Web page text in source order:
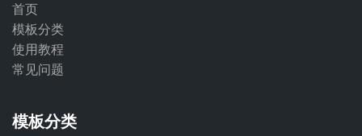
首页
模板分类
使用教程
常见问题
模板分类